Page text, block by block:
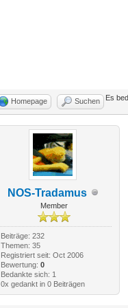
Homepage Suchen Es
NOS-Tradamus
Member
Beiträge: 232
Themen: 35
Registriert seit: Oct 2006
Bewertung: 0
Bedankte sich: 1
0x gedankt in 0 Beiträgen